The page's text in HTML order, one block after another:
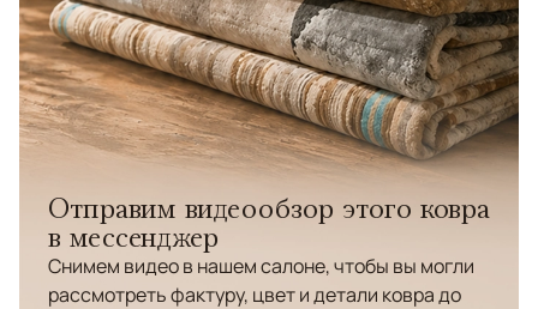
Отправим видеообзор этого ковра
в мессенджер
Снимем видео в нашем салоне, чтобы вы могли
рассмотреть фактуру, цвет и детали ковра до